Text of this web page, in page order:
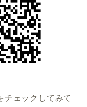
チェックしてみて